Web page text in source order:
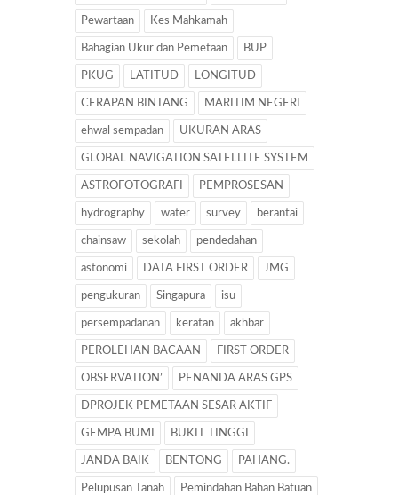
Pewartaan Kes Mahkamah
Bahagian Ukur dan Pemetaan BUP
PKUG LATITUD LONGITUD
CERAPAN BINTANG MARITIM NEGERI
ehwal sempadan UKURAN ARAS
GLOBAL NAVIGATION SATELLITE SYSTEM
ASTROFOTOGRAFI PEMPROSESAN
hydrography water survey berantai
chainsaw sekolah pendedahan
astonomi DATA FIRST ORDER JMG
pengukuran Singapura isu
persempadanan keratan akhbar
PEROLEHAN BACAAN FIRST ORDER
OBSERVATION’ PENANDA ARAS GPS
DPROJEK PEMETAAN SESAR AKTIF
GEMPA BUMI BUKIT TINGGI
JANDA BAIK BENTONG PAHANG.
Pelupusan Tanah Pemindahan Bahan Batuan